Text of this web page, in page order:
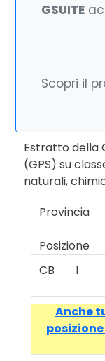
GSUITE
Scopri il
Estratto della
(GPS) su
naturali,
Provincia
Posizione
CB
1
Anche